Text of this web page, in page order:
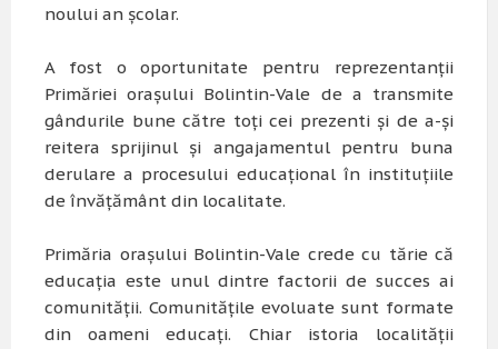
noului an școlar.
A fost o oportunitate pentru reprezentanții
Primăriei orașului Bolintin-Vale de a transmite
gândurile bune către toți cei prezenti și de a-și
reitera sprijinul și angajamentul pentru buna
derulare a procesului educațional în instituțiile
de învățământ din localitate.
Primăria orașului Bolintin-Vale crede cu tărie că
educația este unul dintre factorii de succes ai
comunității. Comunitățile evoluate sunt formate
din oameni educați. Chiar istoria localității